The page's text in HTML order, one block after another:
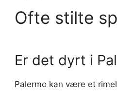
Ofte stilte
Er det dyrt i
Palermo kan være et